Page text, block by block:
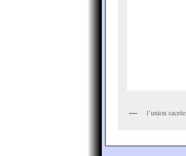
l’union sacrée